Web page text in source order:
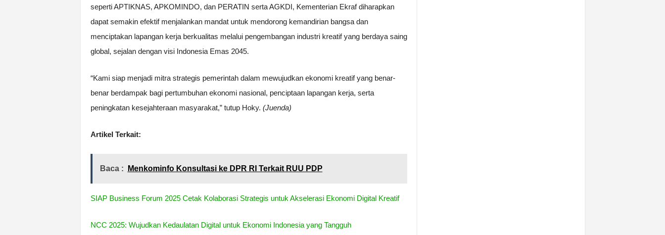
seperti APTIKNAS, APKOMINDO, dan PERATIN serta AGKDI, Kementerian Ekraf diharapkan
dapat semakin efektif menjalankan mandat untuk mendorong kemandirian bangsa dan
menciptakan lapangan kerja berkualitas melalui pengembangan industri kreatif yang berdaya saing
global, sejalan dengan visi Indonesia Emas 2045.
“Kami siap menjadi mitra strategis pemerintah dalam mewujudkan ekonomi kreatif yang benar-
benar berdampak bagi pertumbuhan ekonomi nasional, penciptaan lapangan kerja, serta
peningkatan kesejahteraan masyarakat,” tutup Hoky. (Juenda)
Artikel Terkait:
Baca : Menkominfo Konsultasi ke DPR RI Terkait RUU PDP
SIAP Business Forum 2025 Cetak Kolaborasi Strategis untuk Akselerasi Ekonomi Digital Kreatif
NCC 2025: Wujudkan Kedaulatan Digital untuk Ekonomi Indonesia yang Tangguh